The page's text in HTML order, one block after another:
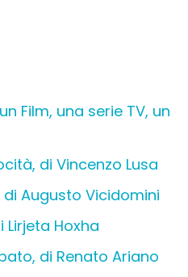
Film, una serie TV, un
di Vincenzo Lusa
Augusto Vicidomini
Lirjeta Hoxha
di Renato Ariano